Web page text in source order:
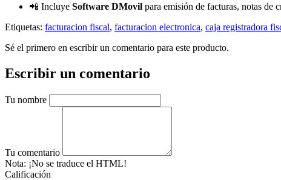
📲 Incluye Software DMovil para emisión de facturas, notas de
Etiquetas: facturacion fiscal, facturacion electronica, caja registradora
Sé el primero en escribir un comentario para este producto.
Escribir un comentario
Tu nombre
Tu comentario
Nota: ¡No se traduce el HTML!
Calificación